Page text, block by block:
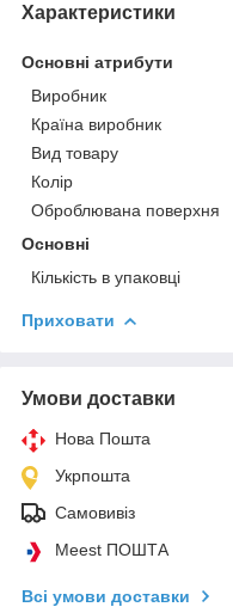
Характеристики
Основні атрибути
Виробник
Країна виробник
Вид товару
Колір
Оброблювана поверхня
Основні
Кількість в упаковці
Приховати
Умови доставки
Нова Пошта
Укрпошта
Самовивіз
Meest ПОШТА
Всі умови доставки